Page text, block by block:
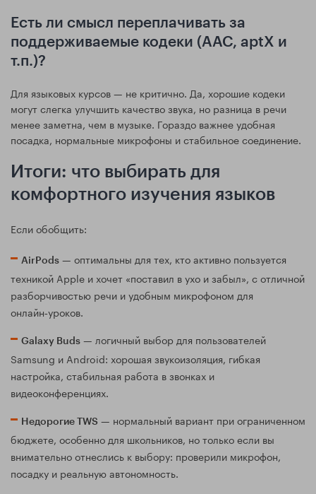
Есть ли смысл переплачивать за
поддерживаемые кодеки (AAC, aptX и
т.п.)?
Для языковых курсов — не критично. Да, хорошие кодеки
могут слегка улучшить качество звука, но разница в речи
менее заметна, чем в музыке. Гораздо важнее удобная
посадка, нормальные микрофоны и стабильное соединение.
Итоги: что выбирать для
комфортного изучения языков
Если обобщить:
AirPods — оптимальны для тех, кто активно пользуется
техникой Apple и хочет «поставил в ухо и забыл», с отличной
разборчивостью речи и удобным микрофоном для
онлайн‑уроков.
Galaxy Buds — логичный выбор для пользователей
Samsung и Android: хорошая звукоизоляция, гибкая
настройка, стабильная работа в звонках и
видеоконференциях.
Недорогие TWS — нормальный вариант при ограниченном
бюджете, особенно для школьников, но только если вы
внимательно отнеслись к выбору: проверили микрофон,
посадку и реальную автономность.